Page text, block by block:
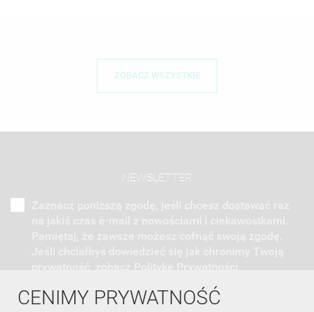
CENIMY PRYWATNOŚĆ
ZOBACZ WSZYSTKIE
NEWSLETTER